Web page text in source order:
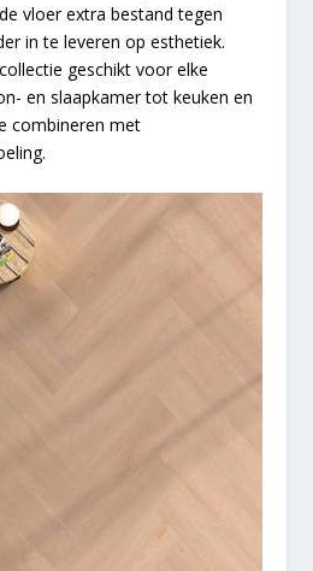
vloer extra bestand tegen
in te leveren op esthetiek.
geschikt voor elke
en slaapkamer tot keuken en
combineren met